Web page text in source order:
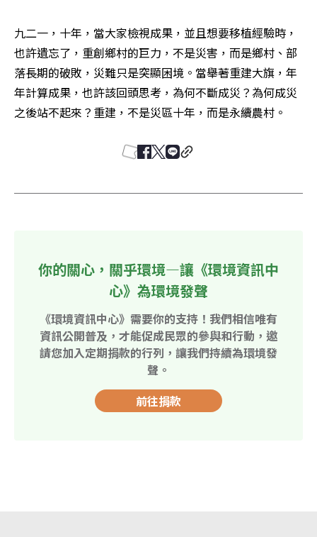
九二一，十年，當大家檢視成果，並且想要移植經驗時，
也許遺忘了，重創鄉村的巨力，不是災害，而是鄉村、部
落長期的破敗，災難只是突顯困境。當舉著重建大旗，年
年計算成果，也許該回頭思考，為何不斷成災？為何成災
之後站不起來？重建，不是災區十年，而是永續農村。
你的關心，關乎環境—讓《環境資訊中
心》為環境發聲
《環境資訊中心》需要你的支持！我們相信唯有
資訊公開普及，才能促成民眾的參與和行動，邀
請您加入定期捐款的行列，讓我們持續為環境發
聲。
前往捐款